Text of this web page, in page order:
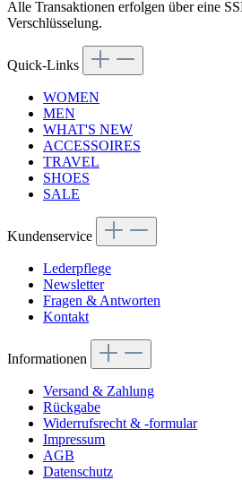
Alle Transaktionen erfolgen über eine
Verschlüsselung.
Quick-Links
WOMEN
MEN
WHAT'S NEW
ACCESSOIRES
TRAVEL
SHOES
SALE
Kundenservice
Lederpflege
Newsletter
Fragen & Antworten
Kontakt
Informationen
Versand & Zahlung
Rückgabe
Widerrufsrecht & -formular
Impressum
AGB
Datenschutz